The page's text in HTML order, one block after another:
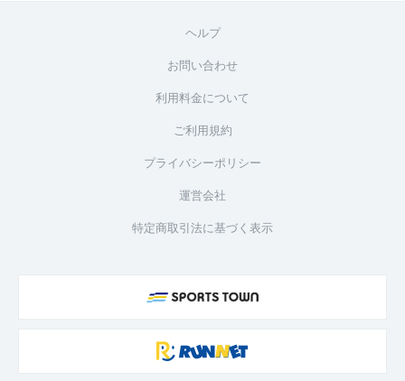
ヘルプ
お問い合わせ
利用料金について
ご利用規約
プライバシーポリシー
運営会社
特定商取引法に基づく表示